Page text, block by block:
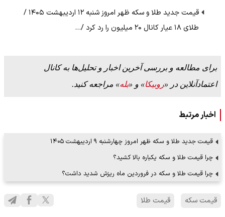
قیمت جدید طلا و سکه ظهر امروز شنبه ۱۲ اردیبهشت ۱۴۰۵ /
طلای ۱۸ عیار کانال ۲۰ میلیون را رد کرد /…
برای مطالعه و بررسی آخرین اخبار و تحلیل‌ها به کانال
اعتمادآنلاین در «روبیکا» و «بله» مراجعه کنید.
اخبار مرتبط
قیمت جدید طلا و سکه ظهر امروز چهارشنبه ۹ اردیبهشت ۱۴۰۵
چرا قیمت طلا و سکه یکباره بالا کشید؟
چرا قیمت طلا و سکه در فروردین ماه ریزش شدید داشت؟
قیمت سکه قیمت طلا